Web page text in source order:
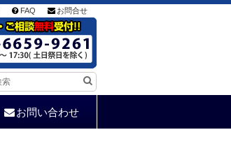
FAQ お問合せ
お問い合わせ